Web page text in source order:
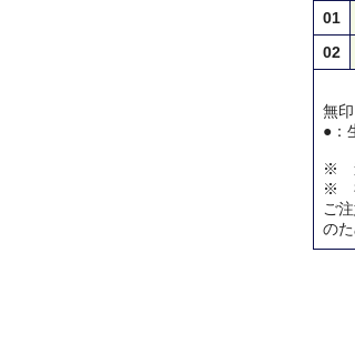
01
02
無
●：
※
※
ご
の